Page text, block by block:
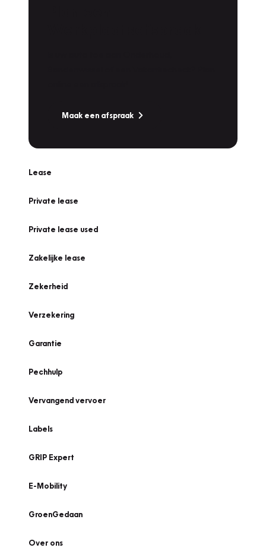
Maak een afspraak
Lease
Private lease
Private lease used
Zakelijke lease
Zekerheid
Verzekering
Garantie
Pechhulp
Vervangend vervoer
Labels
GRIP Expert
E-Mobility
GroenGedaan
Over ons